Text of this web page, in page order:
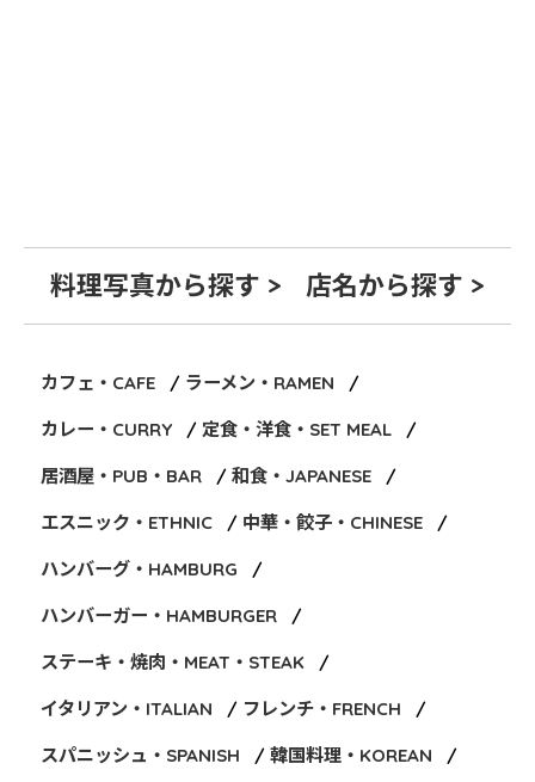
料理写真から探す > 店名から探す >
カフェ・CAFE ラーメン・RAMEN
カレー・CURRY 定食・洋食・SET MEAL
居酒屋・PUB・BAR 和食・JAPANESE
エスニック・ETHNIC 中華・餃子・CHINESE
ハンバーグ・HAMBURG
ハンバーガー・HAMBURGER
ステーキ・焼肉・MEAT・STEAK
イタリアン・ITALIAN フレンチ・FRENCH
スパニッシュ・SPANISH 韓国料理・KOREAN